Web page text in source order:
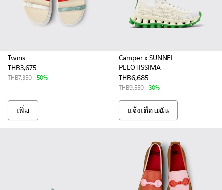
Twins
THB3,675
THB7,350 -50%
เพิ่ม
Camper x SUNNEI -
PELOTISSIMA
THB6,685
THB9,550 -30%
แจ้งเตือนฉัน